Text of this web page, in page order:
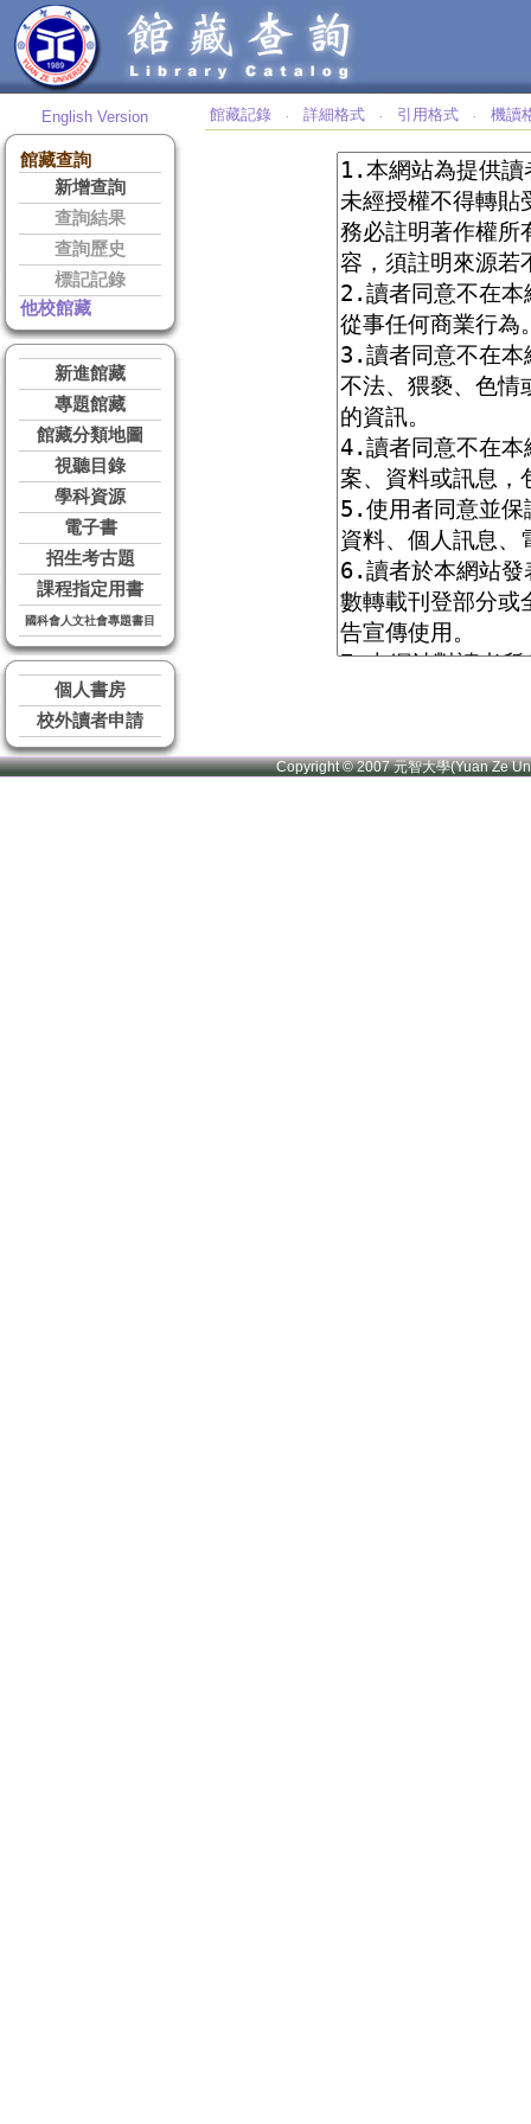
English Version
館藏查詢
新增查詢
查詢結果
查詢歷史
標記記錄
他校館藏
新進館藏
專題館藏
館藏分類地圖
視聽目錄
學科資源
電子書
招生考古題
課程指定用書
國科會人文社會專題書目
個人書房
校外讀者申請
館藏記錄 ‧ 詳細格式 ‧ 引用格式 ‧ 機讀
Copyright © 2007 元智大學(Yuan Ze